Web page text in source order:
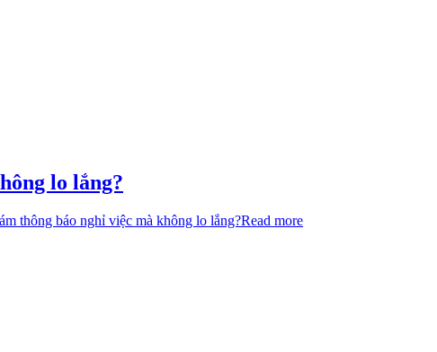
lo lắng?
thông báo nghỉ việc mà không lo lắng?Read more